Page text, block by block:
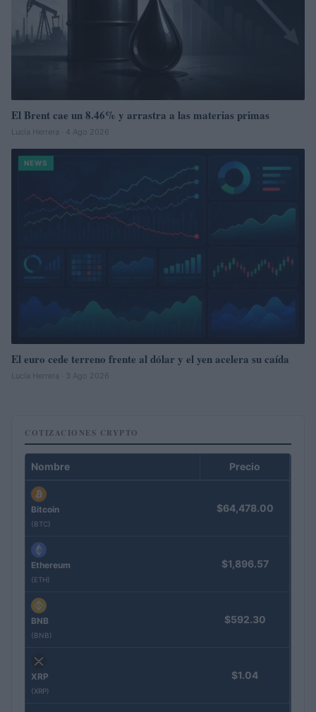
El Brent cae un 8.46% y arrastra a las materias primas
Lucía Herrera · 4 Ago 2026
NEWS
El euro cede terreno frente al dólar y el yen acelera su caída
Lucía Herrera · 3 Ago 2026
COTIZACIONES CRYPTO
Nombre Precio
Bitcoin
(BTC)
$64,478.00
Ethereum
(ETH)
$1,896.57
BNB
(BNB)
$592.30
XRP
(XRP)
$1.04